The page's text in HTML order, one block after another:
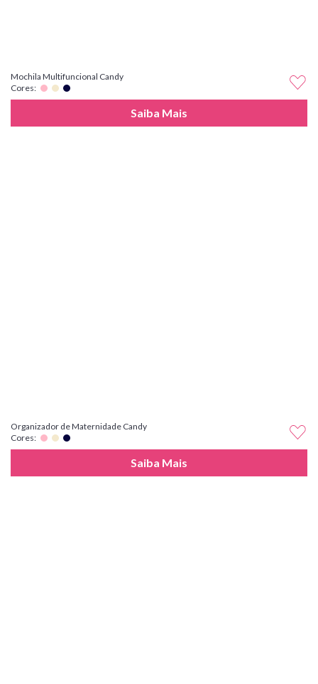
Mochila Multifuncional Candy
Cores:
Saiba Mais
Organizador de Maternidade Candy
Cores:
Saiba Mais